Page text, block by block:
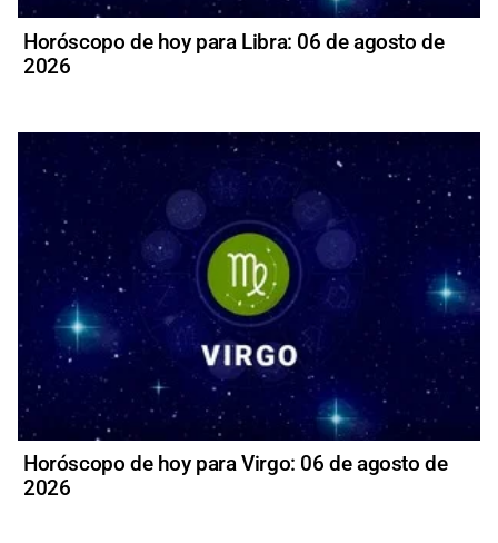
Horóscopo de hoy para Libra: 06 de agosto de
2026
Horóscopo de hoy para Virgo: 06 de agosto de
2026